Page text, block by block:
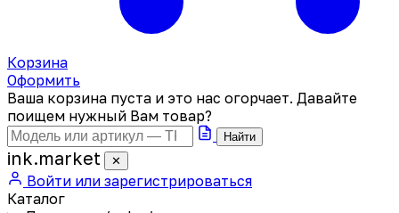
Корзина
Оформить
Ваша корзина пуста и это нас огорчает. Давайте
поищем нужный Вам товар?
Найти
ink.market ✕
Войти или зарегистрироваться
Каталог